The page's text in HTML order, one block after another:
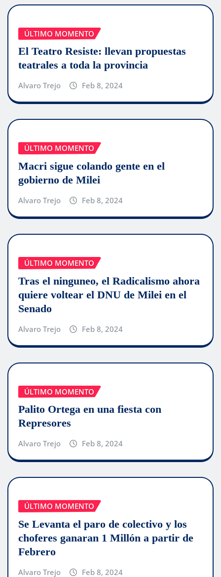
ÚLTIMO MOMENTO
El Teatro Resiste: llevan propuestas
teatrales a toda la provincia
Alvaro Trejo Feb 8, 2024
ÚLTIMO MOMENTO
Macri sigue colando gente en el
gobierno de Milei
Alvaro Trejo Feb 8, 2024
ÚLTIMO MOMENTO
Tras el ninguneo, el Radicalismo ahora
quiere voltear el DNU de Milei en el
Senado
Alvaro Trejo Feb 8, 2024
ÚLTIMO MOMENTO
Palito Ortega en una fiesta con
Represores
Alvaro Trejo Feb 8, 2024
ÚLTIMO MOMENTO
Se Levanta el paro de colectivo y los
choferes ganaran 1 Millón a partir de
Febrero
Alvaro Trejo Feb 8, 2024